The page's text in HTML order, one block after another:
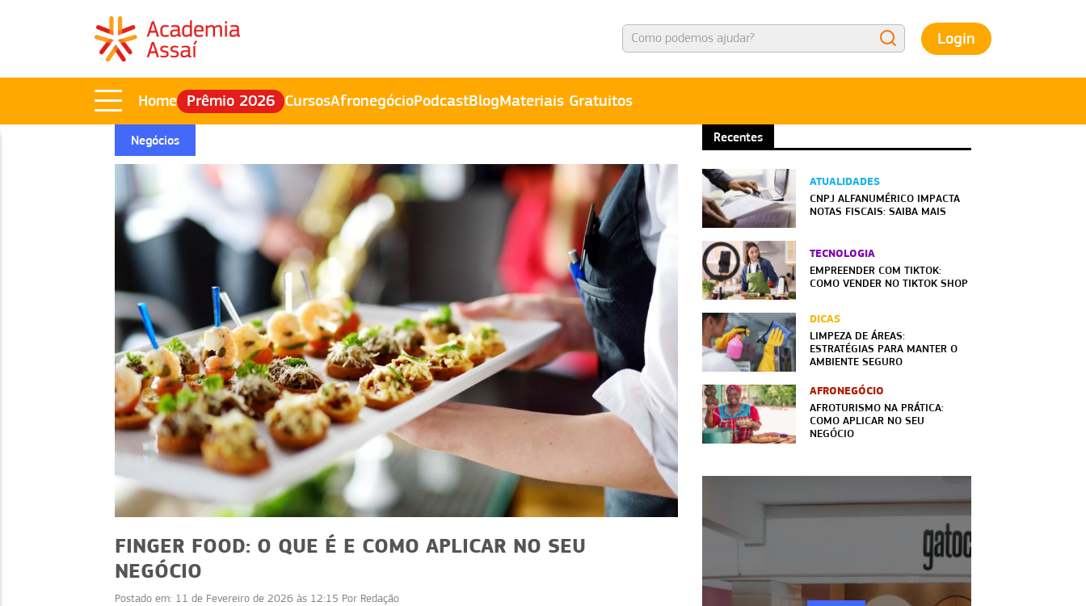
Login
Home Prêmio 2026 CursosAfronegócioPodcastBlogMateriais Gratuitos
Negócios
FINGER FOOD: O QUE É E COMO APLICAR NO SEU
NEGÓCIO
Postado em: 11 de Fevereiro de 2026 às 12:15 Por Redação
Recentes
ATUALIDADES
CNPJ ALFANUMÉRICO IMPACTA
NOTAS FISCAIS: SAIBA MAIS
TECNOLOGIA
EMPREENDER COM TIKTOK:
COMO VENDER NO TIKTOK SHOP
DICAS
LIMPEZA DE ÁREAS:
ESTRATÉGIAS PARA MANTER O
AMBIENTE SEGURO
AFRONEGÓCIO
AFROTURISMO NA PRÁTICA:
COMO APLICAR NO SEU
NEGÓCIO